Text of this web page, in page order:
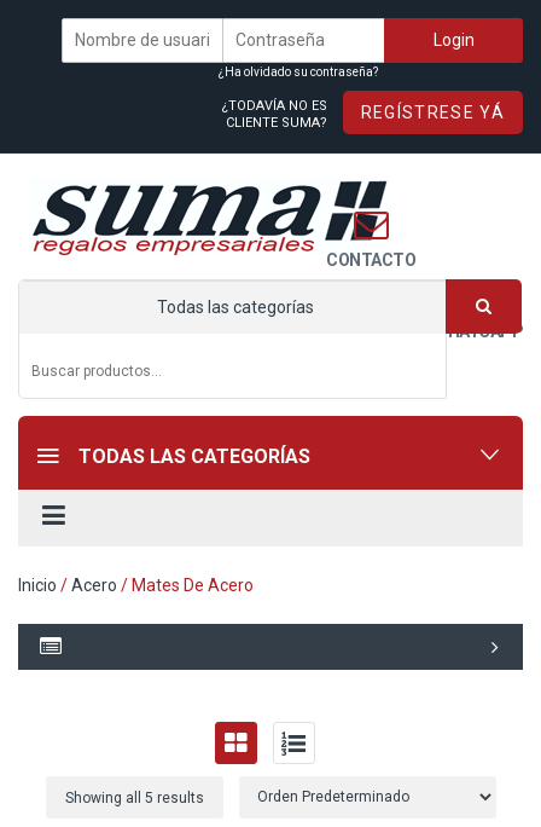
¿Ha olvidado su contraseña?
¿TODAVÍA NO ES
CLIENTE SUMA?
REGÍSTRESE YÁ
WHATSAPP
CONTACTO
Todas las categorías
TODAS LAS CATEGORÍAS
Inicio /Acero / Mates De Acero
Showing all 5 results